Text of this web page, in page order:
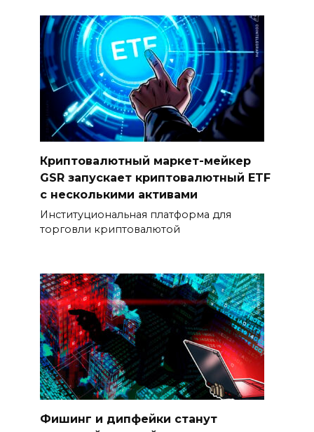
Криптовалютный маркет-мейкер
GSR запускает криптовалютный ETF
с несколькими активами
Институциональная платформа для
торговли криптовалютой
Фишинг и дипфейки станут